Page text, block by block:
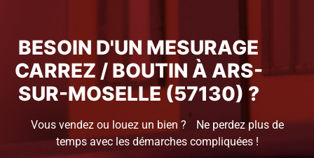
BESOIN D'UN MESURAGE
CARREZ / BOUTIN À ARS-
SUR-MOSELLE (57130) ?
Vous vendez ou louez un bien ? Ne perdez plus de
temps avec les démarches compliquées !